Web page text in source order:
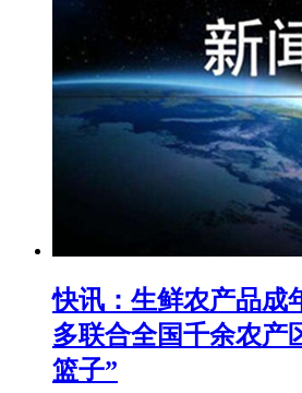
快讯：生鲜农产品成
多联合全国千余农产
篮子”